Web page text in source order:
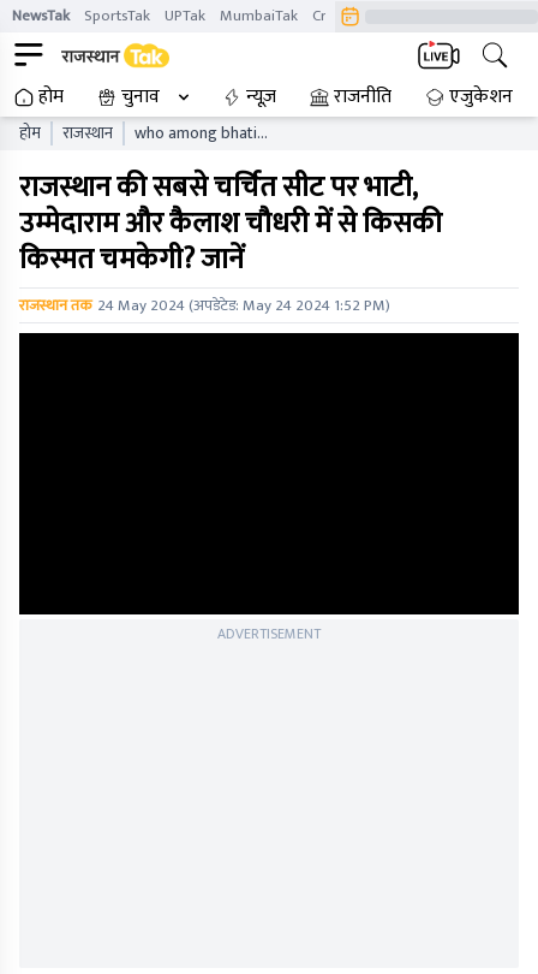
NewsTak SportsTak UPTak MumbaiTak CrimeTak
होम चुनाव न्यूज़ राजनीति एजुकेशन
होम राजस्थान
who among bhati
choudhary will shine on
barmer loksabha seat of
rajasthan know
राजस्थान की सबसे चर्चित सीट पर भाटी,
उम्मेदाराम और कैलाश चौधरी में से किसकी
किस्मत चमकेगी? जानें
राजस्थान तक 24 May 2024(अपडेटेड:May 24 2024 1:52 PM)
ADVERTISEMENT